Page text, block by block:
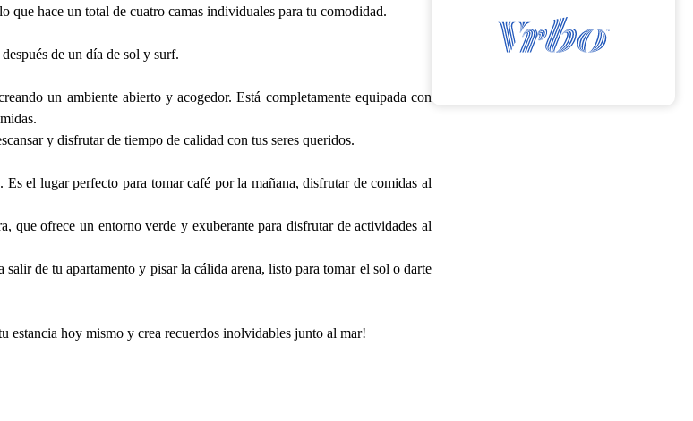
que hace un total de cuatro camas individuales para tu comodidad.
de un día de sol y surf.
un ambiente abierto y acogedor. Está completamente equipada con
y disfrutar de tiempo de calidad con tus seres queridos.
el lugar perfecto para tomar café por la mañana, disfrutar de comidas al
que ofrece un entorno verde y exuberante para disfrutar de actividades al
de tu apartamento y pisar la cálida arena, listo para tomar el sol o darte
estancia hoy mismo y crea recuerdos inolvidables junto al mar!